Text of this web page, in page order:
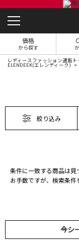
価格
から探す
レディースファッション通販ト
ELENDEEK(エレンディーク)
絞り込み
条件に一致する商品は見
お手数ですが、検索条件
今シ